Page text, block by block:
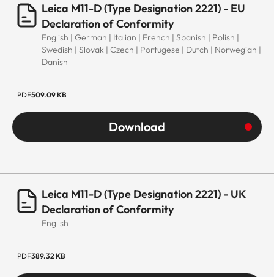
Leica M11-D (Type Designation 2221) - EU
Declaration of Conformity
English | German | Italian | French | Spanish | Polish |
Swedish | Slovak | Czech | Portugese | Dutch | Norwegian |
Danish
PDF509.09 KB
Download
Leica M11-D (Type Designation 2221) - UK
Declaration of Conformity
English
PDF389.32 KB